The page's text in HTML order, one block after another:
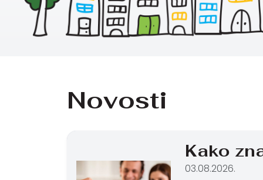
Novosti
Kako
03.08.2026.